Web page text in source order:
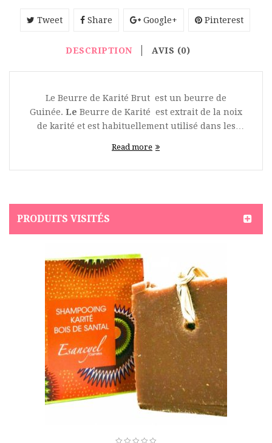
Tweet Share Google+ Pinterest
DESCRIPTION AVIS (0)
Le Beurre de Karité Brut est un beurre de
Guinée. Le Beurre de Karité est extrait de la noix
de karité et est habituellement utilisé dans les
visage et les huiles de bain. Il aide à traiter les
irritations légères de la peau. Le beurre de karité
d'autres régions se trouve dans les noix qui sont
pour 25% de déchets contre celui des autres
régions qui sont à 50/50. Cette différence est due
au climat. Lebeurre de Karité Brutde Guinée
assouplit et nourrit les peaux sèches ou
déshydratées. Il protège contre les agressions du
soleil, du vent , du vent.Le beurre de karité Brut
apaise et calme les irritations, prévient les
allergies au soleil, il prolonge le bronzage.
Read more
PRODUITS VISITÉS